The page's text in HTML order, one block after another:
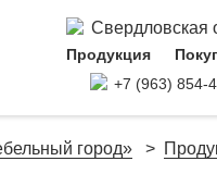
Свердловская
Продукция
+7 (963) 854-
город»